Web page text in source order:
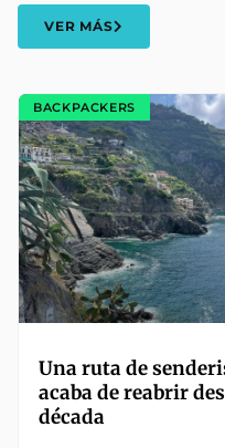
VER MÁS
BACKPACKERS
Una ruta de
acaba de reabrir
década